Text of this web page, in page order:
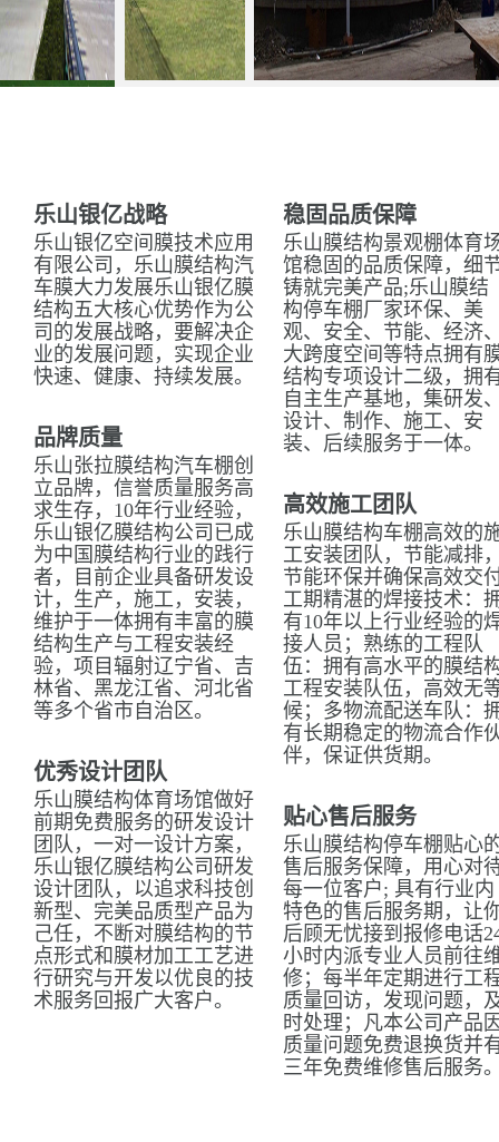
乐山银亿战略
乐山银亿空间膜技术应用
有限公司，乐山膜结构汽
车膜大力发展乐山银亿膜
结构五大核心优势作为公
司的发展战略，要解决企
业的发展问题，实现企业
快速、健康、持续发展。
品牌质量
乐山张拉膜结构汽车棚创
立品牌，信誉质量服务高
求生存，10年行业经验，
乐山银亿膜结构公司已成
为中国膜结构行业的践行
者，目前企业具备研发设
计，生产，施工，安装，
维护于一体拥有丰富的膜
结构生产与工程安装经
验，项目辐射辽宁省、吉
林省、黑龙江省、河北省
等多个省市自治区。
优秀设计团队
乐山膜结构体育场馆做好
前期免费服务的研发设计
团队，一对一设计方案，
乐山银亿膜结构公司研发
设计团队，以追求科技创
新型、完美品质型产品为
己任，不断对膜结构的节
点形式和膜材加工工艺进
行研究与开发以优良的技
术服务回报广大客户。
稳固品质保障
乐山膜结构景观棚体育
馆稳固的品质保障，细
铸就完美产品;乐山膜结
构停车棚厂家环保、美
观、安全、节能、经济
大跨度空间等特点拥有
结构专项设计二级，拥
自主生产基地，集研发
设计、制作、施工、安
装、后续服务于一体。
高效施工团队
乐山膜结构车棚高效的
工安装团队，节能减排
节能环保并确保高效交
工期精湛的焊接技术：
有10年以上行业经验的
接人员；熟练的工程队
伍：拥有高水平的膜结
工程安装队伍，高效无
候；多物流配送车队：
有长期稳定的物流合作
伴，保证供货期。
贴心售后服务
乐山膜结构停车棚贴心
售后服务保障，用心对
每一位客户; 具有行业内
特色的售后服务期，让
后顾无忧接到报修电话
小时内派专业人员前往
修；每半年定期进行工
质量回访，发现问题，
时处理；凡本公司产品
质量问题免费退换货并
三年免费维修售后服务